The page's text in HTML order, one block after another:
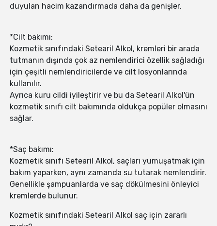
duyulan hacim kazandırmada daha da genişler.
*Cilt bakımı:
Kozmetik sınıfındaki Setearil Alkol, kremleri bir arada
tutmanın dışında çok az nemlendirici özellik sağladığı
için çeşitli nemlendiricilerde ve cilt losyonlarında
kullanılır.
Ayrıca kuru cildi iyileştirir ve bu da Setearil Alkol'ün
kozmetik sınıfı cilt bakımında oldukça popüler olmasını
sağlar.
*Saç bakımı:
Kozmetik sınıfı Setearil Alkol, saçları yumuşatmak için
bakım yaparken, aynı zamanda su tutarak nemlendirir.
Genellikle şampuanlarda ve saç dökülmesini önleyici
kremlerde bulunur.
Kozmetik sınıfındaki Setearil Alkol saç için zararlı